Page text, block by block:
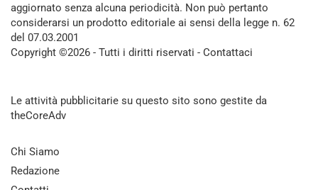
aggiornato senza alcuna periodicità. Non può pertanto
considerarsi un prodotto editoriale ai sensi della legge n. 62
del 07.03.2001
Copyright ©2026 - Tutti i diritti riservati - Contattaci
Le attività pubblicitarie su questo sito sono gestite da
theCoreAdv
Chi Siamo
Redazione